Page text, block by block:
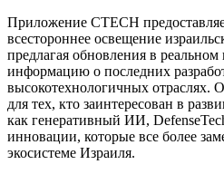
Приложение CTECH
всестороннее освещение
предлагая обновления в
информацию о последних
высокотехнологичных отраслях.
для тех, кто заинтересован в
как генеративный ИИ,
инновации, которые все более
экосистеме Израиля.